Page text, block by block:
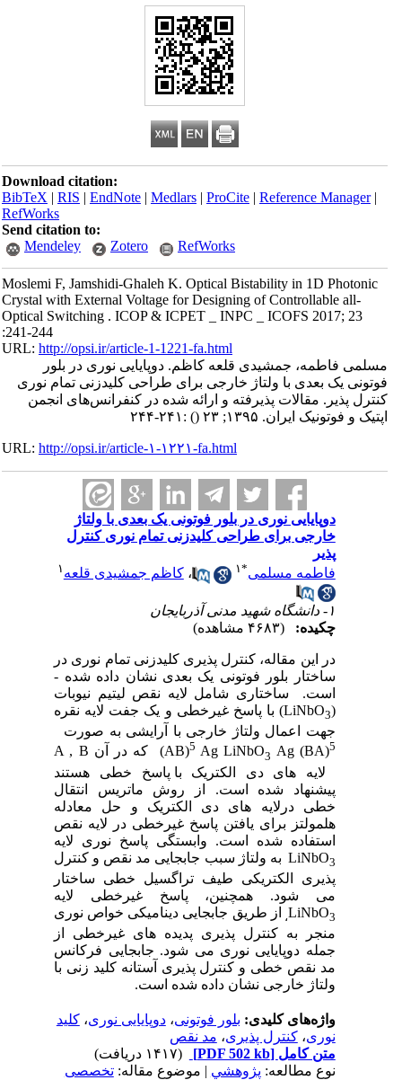
Download citation:
BibTeX|RIS|EndNote|Medlars|ProCite|Reference Manager
RefWorks
Send citation to:
Mendeley
Zotero RefWorks
Moslemi F, Jamshidi-Ghaleh K. Optical Bistability in 1D Photonic
Crystal with External Voltage for Designing of Controllable all-
Optical Switching . ICOP & ICPET _ INPC _ ICOFS 2017; 23
:241-244
URL:http://opsi.ir/article-1-1221-fa.html
مسلمی فاطمه، جمشیدی قلعه کاظم. دوپایایی نوری در بلور
فوتونی یک بعدی با ولتاژ خارجی برای طراحی کلیدزنی تمام نوری
کنترل پذیر. مقالات پذیرفته و ارائه شده در کنفرانس‌های انجمن
اپتیک و فوتونیک ایران. ۱۳۹۵; ۲۳
() :۲۴۱-۲۴۴
URL:http://opsi.ir/article-۱-۱۲۲۱-fa.html
دوپایایی نوری در بلور فوتونی یک بعدی با ولتاژ
خارجی برای طراحی کلیدزنی تمام نوری کنترل
پذیر
فاطمه مسلمی
۱ ،کاظم جمشیدی قلعه
چکیده:
در این مقاله، کنترل پذیری کلیدزنی تمام نوری در
ساختار بلور فوتونی یک بعدی نشان داده شده ­
است. ساختاری شامل لایه نقص لیتیم نیوبات
3
) با پاسخ غیرخطی و یک جفت لایه­ نقره
جهت اعمال ولتاژ خارجی با آرایشیبه صورت
AB) 5 Ag LiNbO 3Ag (BA)
) که در آن A , B
لایه های دی الکتریکبا پاسخ خطی هستند
پیشنهاد شده­ است. از روش ماتریس انتقال
خطی درلایه­ های دی ­الکتریک و حل معادله
هلمولتز برای یافتن پاسخ­ غیرخطی در لایه نقص
استفاده شده­ است. وابستگی پاسخ نوری لایه
LiNbOبه ولتاژ سبب جابجایی مد نقص و کنترل
پذیری الکتریکی طیف تراگسیل خطی ساختار
می­ شود. همچنین، پاسخ غیرخطی لایه
LiNbO از طریق جابجایی دینامیکی خواص نوری
منجر به کنترل پذیری پدیده های غیر­خطی از
جمله دوپایایی نوری می­ شود. جابجایی فرکانس
مد نقص خطی و کنترل پذیری آستانه­ کلید زنی با
ولتاژ خارجی نشان داده شده ­است.
واژه‌های کلیدی:بلور فوتونی،دوپایایی نوری،کلید
نوری،کنترل پذیری،مد نقص
متن کامل[PDF 502 kb]
نوع مطالعه:پژوهشي| موضوع مقاله:تخصصی